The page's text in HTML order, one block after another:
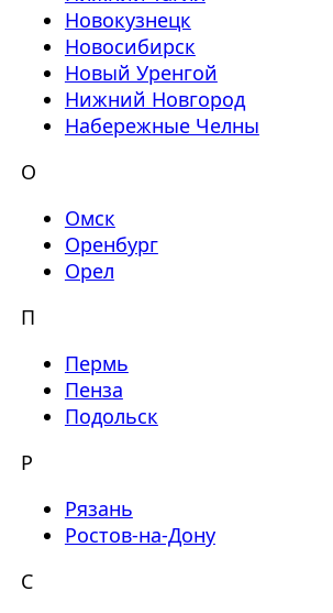
Новокузнецк
Новосибирск
Новый Уренгой
Нижний Новгород
Набережные Челны
О
Омск
Оренбург
Орел
П
Пермь
Пенза
Подольск
Р
Рязань
Ростов-на-Дону
С